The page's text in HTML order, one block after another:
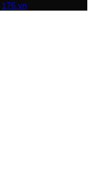
176.vn